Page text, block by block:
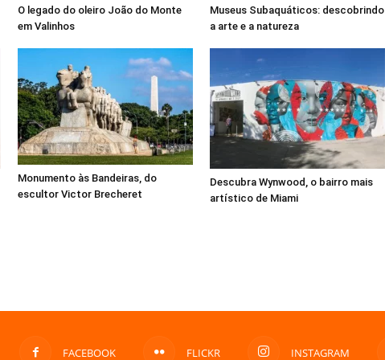
O legado do oleiro João do Monte
em Valinhos
Museus Subaquáticos: descobrindo
a arte e a natureza
Monumento às Bandeiras, do
escultor Victor Brecheret
Descubra Wynwood, o bairro mais
artístico de Miami
FACEBOOK FLICKR INSTAGRAM